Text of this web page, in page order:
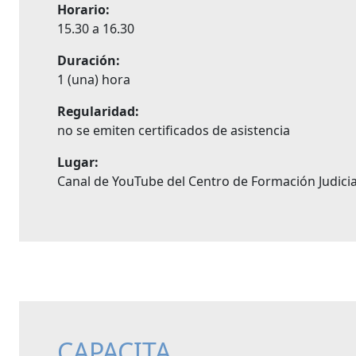
Horario:
15.30 a 16.30
Duración:
1 (una) hora
Regularidad:
no se emiten certificados de asistencia
Lugar:
Canal de YouTube del Centro de Formación